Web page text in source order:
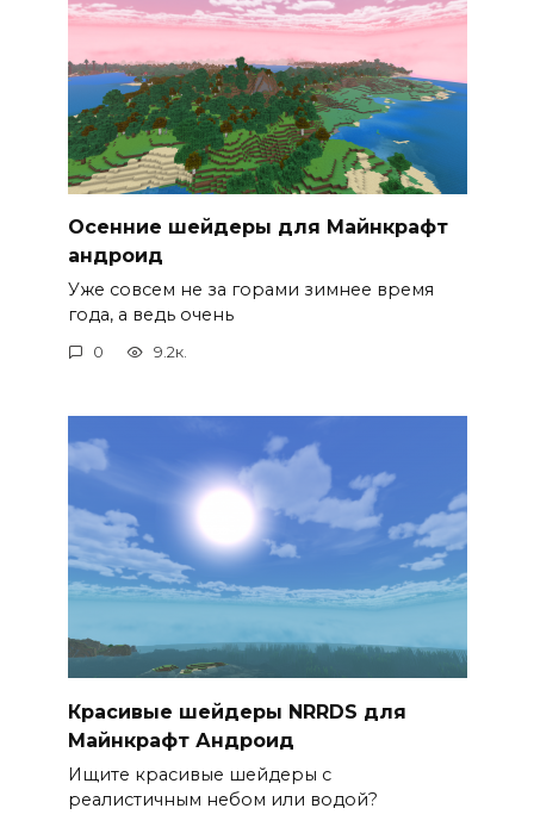
Осенние шейдеры для Майнкрафт
андроид
Уже совсем не за горами зимнее время
года, а ведь очень
0 9.2к.
Красивые шейдеры NRRDS для
Майнкрафт Андроид
Ищите красивые шейдеры с
реалистичным небом или водой?